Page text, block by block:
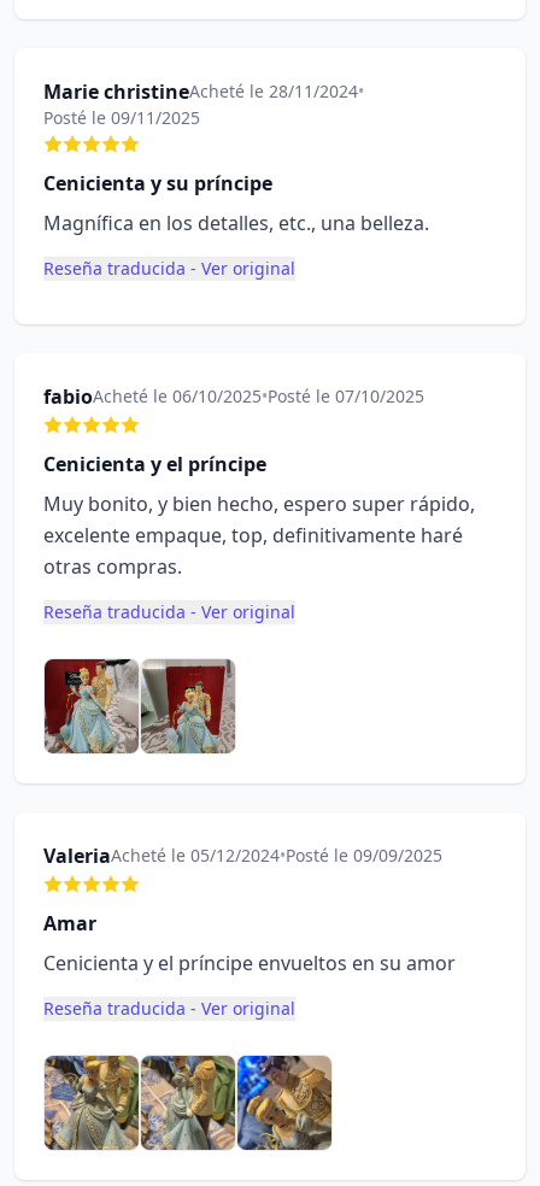
Marie christineAcheté le 28/11/2024•
Posté le 09/11/2025
Cenicienta y su príncipe
Magnífica en los detalles, etc., una belleza.
Reseña traducida - Ver original
fabioAcheté le 06/10/2025•Posté le 07/10/2025
Cenicienta y el príncipe
Muy bonito, y bien hecho, espero super rápido,
excelente empaque, top, definitivamente haré
otras compras.
Reseña traducida - Ver original
ValeriaAcheté le 05/12/2024•Posté le 09/09/2025
Amar
Cenicienta y el príncipe envueltos en su amor
Reseña traducida - Ver original